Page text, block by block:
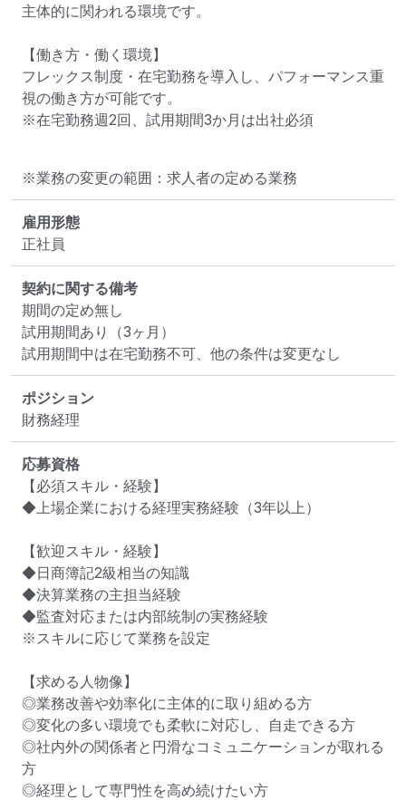
主体的に関われる環境です。
【働き方・働く環境】
フレックス制度・在宅勤務を導入し、パフォーマンス重
視の働き方が可能です。
※在宅勤務週2回、試用期間3か月は出社必須
※業務の変更の範囲：求人者の定める業務
雇用形態
正社員
契約に関する備考
期間の定め無し
試用期間あり（3ヶ月）
試用期間中は在宅勤務不可、他の条件は変更なし
ポジション
財務経理
応募資格
【必須スキル・経験】
◆上場企業における経理実務経験（3年以上）
【歓迎スキル・経験】
◆日商簿記2級相当の知識
◆決算業務の主担当経験
◆監査対応または内部統制の実務経験
※スキルに応じて業務を設定
【求める人物像】
◎業務改善や効率化に主体的に取り組める方
◎変化の多い環境でも柔軟に対応し、自走できる方
◎社内外の関係者と円滑なコミュニケーションが取れる
方
◎経理として専門性を高め続けたい方